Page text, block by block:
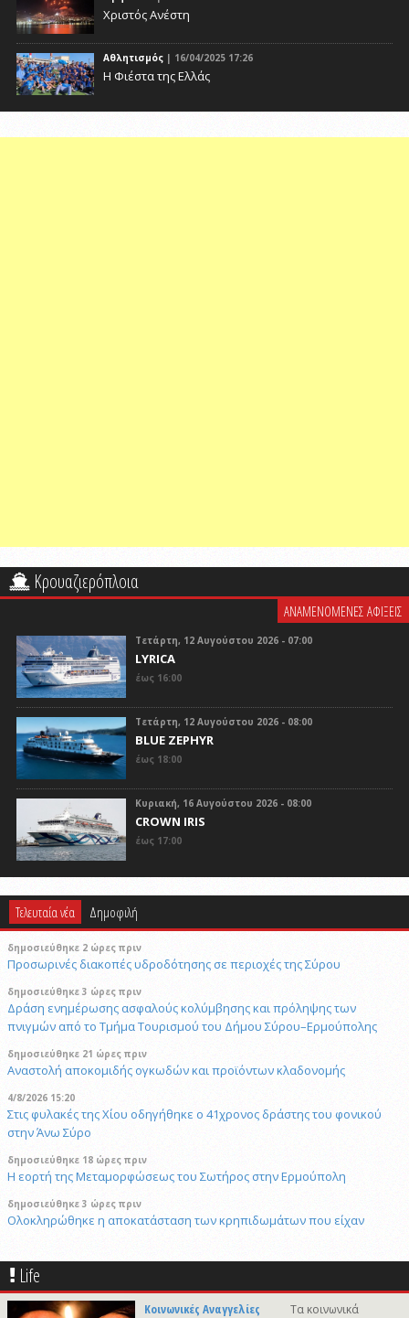
Χριστός Ανέστη
Αθλητισμός | 16/04/2025 17:26
Η Φιέστα της Ελλάς
Κρουαζιερόπλοια
ΑΝΑΜΕΝΟΜΕΝΕΣ ΑΦΙΞΕΙΣ
Τετάρτη, 12 Αυγούστου 2026 - 07:00
LYRICA
έως 16:00
Τετάρτη, 12 Αυγούστου 2026 - 08:00
BLUE ZEPHYR
έως 18:00
Κυριακή, 16 Αυγούστου 2026 - 08:00
CROWN IRIS
έως 17:00
Τελευταία νέα Δημοφιλή
δημοσιεύθηκε 2 ώρες πριν
Προσωρινές διακοπές υδροδότησης σε περιοχές της Σύρου
δημοσιεύθηκε 3 ώρες πριν
Δράση ενημέρωσης ασφαλούς κολύμβησης και πρόληψης των
πνιγμών από το Τμήμα Τουρισμού του Δήμου Σύρου–Ερμούπολης
δημοσιεύθηκε 21 ώρες πριν
Αναστολή αποκομιδής ογκωδών και προϊόντων κλαδονομής
4/8/2026 15:20
Στις φυλακές της Χίου οδηγήθηκε ο 41χρονος δράστης του φονικού
στην Άνω Σύρο
δημοσιεύθηκε 18 ώρες πριν
Η εορτή της Μεταμορφώσεως του Σωτήρος στην Ερμούπολη
δημοσιεύθηκε 3 ώρες πριν
Oλοκληρώθηκε η αποκατάσταση των κρηπιδωμάτων που είχαν
δημοσιεύθηκε 13 ώρες πριν
Καλλιτέχνες από τη Σύρο, την Ελβετία και την Ιαπωνία συναντιούνται
στην Άνω Σύρο
Life
Κοινωνικές Αναγγελίες
Τα κοινωνικά